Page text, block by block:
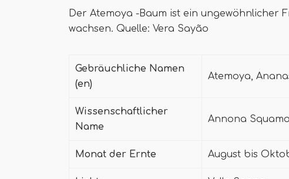
Der Atemoya -Baum ist ein ungewöhnlicher
wachsen. Quelle: Vera Sayão
Gebräuchliche Namen
(en)
Atemoya,
Wissenschaftlicher
Name
Annona
Monat der Ernte August bis